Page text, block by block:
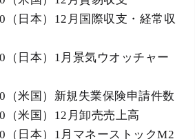
（日本）12月国際収支・経常収
（日本）1月景気ウオッチャー
（米国）新規失業保険申請件数
（米国）12月卸売売上高
（日本）1月マネーストックM2